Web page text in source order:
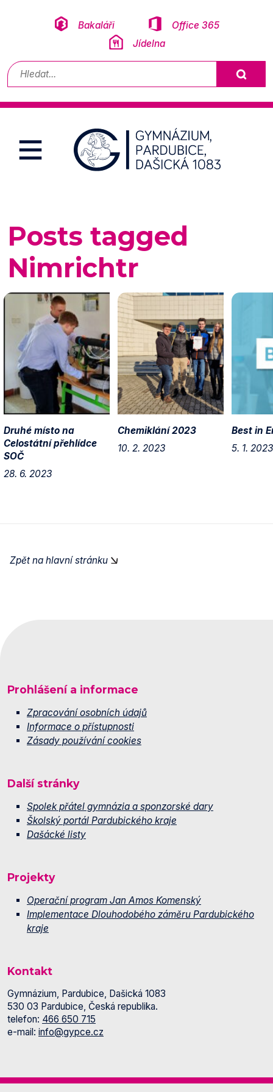
Bakaláři
Office 365
Jídelna
Vyhledávání
Posts tagged
Nimrichtr
Druhé místo na
Celostátní přehlídce
SOČ
28. 6. 2023
Chemiklání 2023
10. 2. 2023
Best in
5. 1. 2023
Zpět na hlavní stránku
Prohlášení a informace
Zpracování osobních údajů
Informace o přístupnosti
Zásady používání cookies
Další stránky
Spolek přátel gymnázia a sponzorské dary
Školský portál Pardubického kraje
Dašácké listy
Projekty
Operační program Jan Amos Komenský
Implementace Dlouhodobého záměru Pardubického
kraje
Kontakt
Gymnázium, Pardubice, Dašická 1083
530 03 Pardubice, Česká republika.
telefon: 466 650 715
e-mail: info@gypce.cz